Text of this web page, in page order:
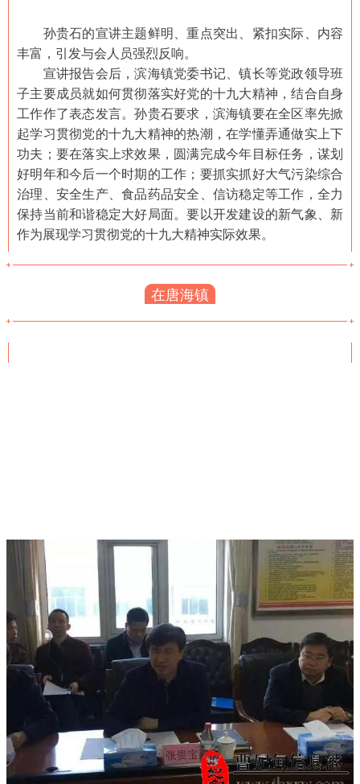
孙贵石的宣讲主题鲜明、重点突出、紧扣实际、内容
丰富，引发与会人员强烈反响。
宣讲报告会后，滨海镇党委书记、镇长等党政领导班
子主要成员就如何贯彻落实好党的十九大精神，结合自身
工作作了表态发言。孙贵石要求，滨海镇要在全区率先掀
起学习贯彻党的十九大精神的热潮，在学懂弄通做实上下
功夫；要在落实上求效果，圆满完成今年目标任务，谋划
好明年和今后一个时期的工作；要抓实抓好大气污染综合
治理、安全生产、食品药品安全、信访稳定等工作，全力
保持当前和谐稳定大好局面。要以开发建设的新气象、新
作为展现学习贯彻党的十九大精神实际效果。
在唐海镇